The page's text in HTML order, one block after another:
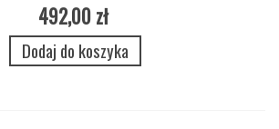
492,00 zł
Dodaj do koszyka